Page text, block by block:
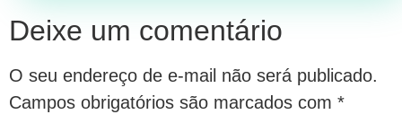
Deixe um comentário
O seu endereço de e-mail não será publicado.
Campos obrigatórios são marcados com *